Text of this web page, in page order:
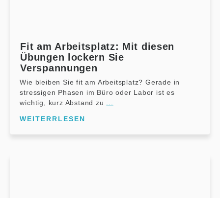
Fit am Arbeitsplatz: Mit diesen
Übungen lockern Sie
Verspannungen
Wie bleiben Sie fit am Arbeitsplatz? Gerade in
stressigen Phasen im Büro oder Labor ist es
wichtig, kurz Abstand zu
WEITERRLESEN